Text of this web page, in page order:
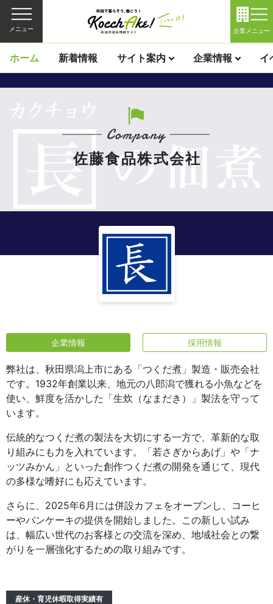
メニュー 企業メニュー
ホーム 新着情報 サイト案内 企業情報 イ
佐藤食品株式会社
企業情報 採用情報
弊社は、秋田県潟上市にある「つくだ煮」製造・販売会社
です。1932年創業以来、地元の八郎潟で獲れる小魚などを
使い、鮮度を活かした「生炊（なまだき）」製法を守って
います。
伝統的なつくだ煮の製法を大切にする一方で、革新的な取
り組みにも力を入れています。「若さぎからあげ」や「ナ
ッツみかん」といった創作つくだ煮の開発を通じて、現代
の多様な嗜好にも応えています。
さらに、2025年6月には併設カフェをオープンし、コーヒ
ーやパンケーキの提供を開始しました。この新しい試み
は、幅広い世代のお客様との交流を深め、地域社会との繋
がりを一層強化するための取り組みです。
産休・育児休暇取得実績有